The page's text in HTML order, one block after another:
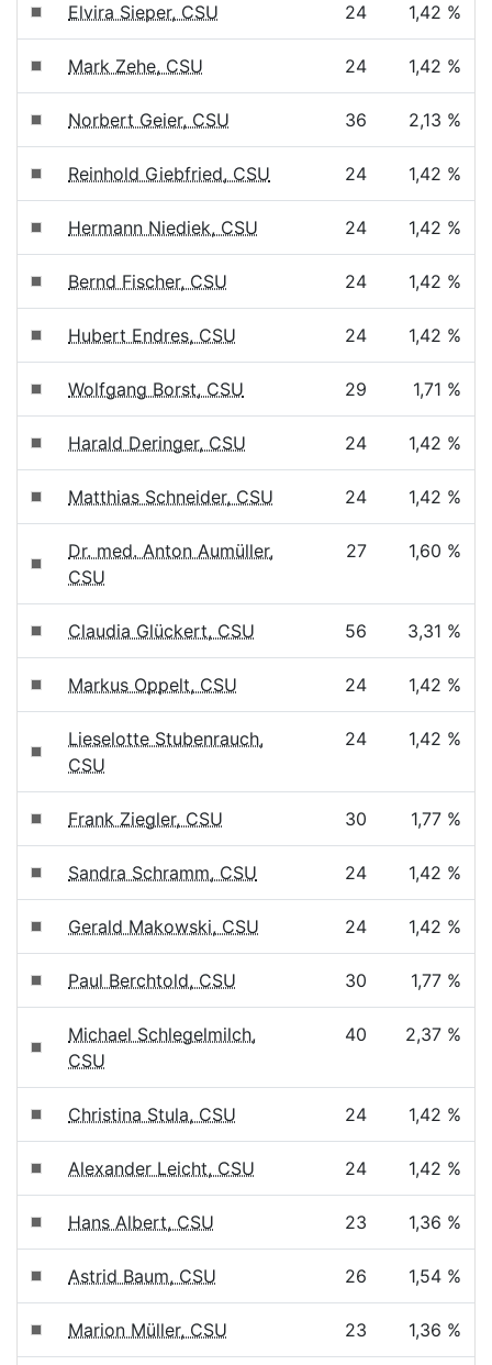
Elvira Sieper, CSU 24 1,42 %
Mark Zehe, CSU 24 1,42 %
Norbert Geier, CSU 36 2,13 %
Reinhold Giebfried, CSU 24 1,42 %
Hermann Niediek, CSU 24 1,42 %
Bernd Fischer, CSU 24 1,42 %
Hubert Endres, CSU 24 1,42 %
Wolfgang Borst, CSU 29 1,71 %
Harald Deringer, CSU 24 1,42 %
Matthias Schneider, CSU 24 1,42 %
Dr. med. Anton Aumüller,
CSU
27 1,60 %
Claudia Glückert, CSU 56 3,31 %
Markus Oppelt, CSU 24 1,42 %
Lieselotte Stubenrauch,
CSU
24 1,42 %
Frank Ziegler, CSU 30 1,77 %
Sandra Schramm, CSU 24 1,42 %
Gerald Makowski, CSU 24 1,42 %
Paul Berchtold, CSU 30 1,77 %
Michael Schlegelmilch,
CSU
40 2,37 %
Christina Stula, CSU 24 1,42 %
Alexander Leicht, CSU 24 1,42 %
Hans Albert, CSU 23 1,36 %
Astrid Baum, CSU 26 1,54 %
Marion Müller, CSU 23 1,36 %